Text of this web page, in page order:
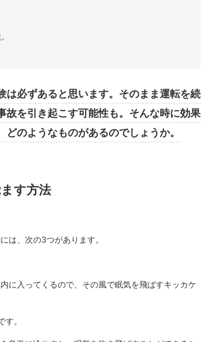
は必ずあると思います。そのまま運転を続
故を引き起こす可能性も。そんな時に効果
のようなものがあるのでしょうか。
す方法
は、次の3つがあります。
に入ってくるので、その風で眠気を飛ばすキッカケ
。